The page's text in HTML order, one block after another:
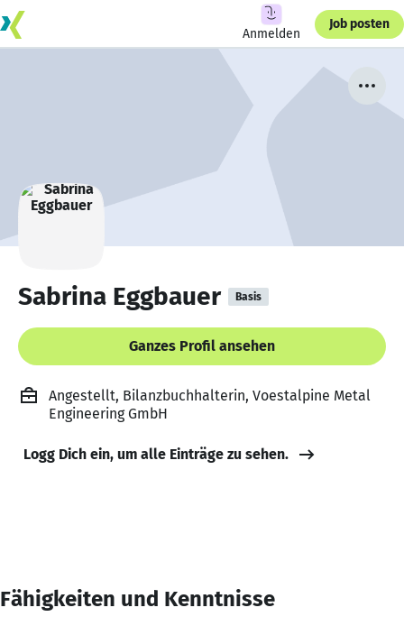
Anmelden
Job posten
Sabrina Eggbauer Basis
Ganzes Profil ansehen
Angestellt, Bilanzbuchhalterin, Voestalpine Metal
Engineering GmbH
Logg Dich ein, um alle Einträge zu sehen.
Fähigkeiten und Kenntnisse